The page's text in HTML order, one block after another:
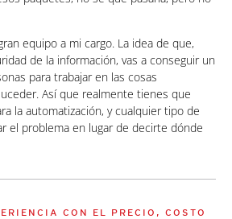
equipo a mi cargo. La idea de que,
de la información, vas a conseguir un
para trabajar en las cosas
Así que realmente tienes que
la automatización, y cualquier tipo de
el problema en lugar de decirte dónde
CON EL PRECIO, COSTO